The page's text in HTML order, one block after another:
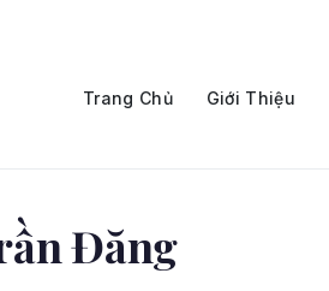
Trang Chủ Giới Thiệu
Đăng